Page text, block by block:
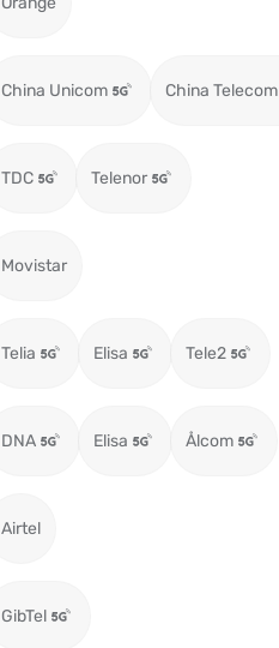
China Unicom China Telecom
TDC Telenor
Movistar
Telia Elisa Tele2
DNA Elisa Ålcom
Airtel
GibTel